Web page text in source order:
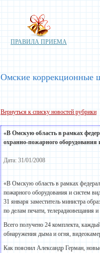
ПРАВИЛА ПРИЕМА
Омские коррекционные
Вернуться к списку новостей рубрики
«В Омскую область в рамках
охранно-пожарного оборудования
Дата: 31/01/2008
«В Омскую область в рамках
пожарного оборудования и систем
31 января заместитель министра
по делам печати, телерадиовещания
Всего получено 24 комплекта,
обнаружения дыма и огня,
Как пояснил Александр Герман,